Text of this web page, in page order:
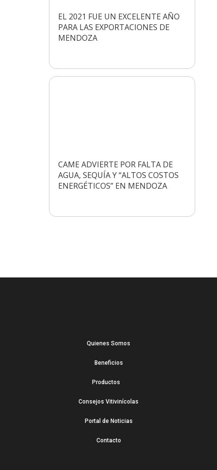
EL 2021 FUE UN EXCELENTE AÑO
PARA LAS EXPORTACIONES DE
MENDOZA
CAME ADVIERTE POR FALTA DE
AGUA, SEQUÍA Y “ALTOS COSTOS
ENERGÉTICOS” EN MENDOZA
Quienes Somos
Beneficios
Productos
Consejos Vitivinícolas
Portal de Noticias
Contacto